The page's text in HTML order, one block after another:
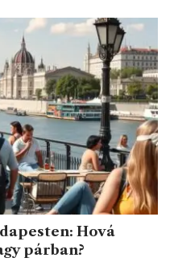
Hová
párban?